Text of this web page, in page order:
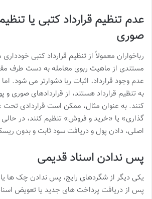
عدم تنظیم قرارداد کتبی یا
صوری
رباخواران معمولاً از تنظیم قرارداد کتبی
مستندی از ماهیت ربوی معامله به دست طرف
عدم وجود قرارداد، اثبات ربا دشوارتر می شود.
به تنظیم قرارداد هستند، از قراردادهای صوری
کنند. به عنوان مثال، ممکن است قراردادی تحت
گذاری» یا «خرید و فروش» تنظیم کنند، در
اصلی، دادن پول و دریافت سود ثابت و بدون
پس ندادن اسناد قدیمی
یکی دیگر از شگردهای رایج، پس ندادن چک ها
پس از دریافت پرداخت های جدید یا تعویض